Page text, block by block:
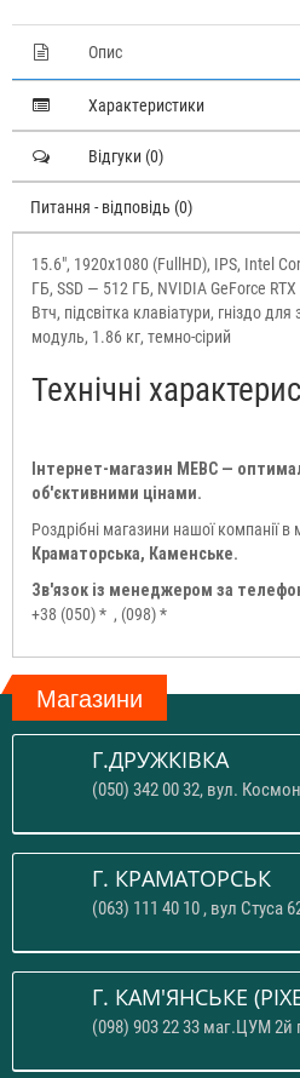
Опис
Характеристики
Відгуки (0)
Питання - відповідь (0)
15.6", 1920х1080 (FullHD), IPS, Intel
ГБ, SSD — 512 ГБ, NVIDIA GeForce
Втч, підсвітка клавіатури, гніздо
модуль, 1.86 кг, темно-сірий
Технічні
Інтернет-магазин МЕВС —
об'єктивними цінами.
Роздрібні магазини нашої компанії в
Краматорська, Каменське.
Зв'язок із менеджером за
+38 (050) * , (098) *
Магазини
Г.ДРУЖКІВКА
(050) 342 00 32, вул.
Г. КРАМАТОРСЬК
(063) 111 40 10 , вул Стуса
Г. КАМ'ЯНСЬКЕ
(098) 903 22 33 маг.ЦУМ 2й